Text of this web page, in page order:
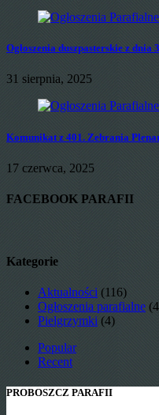
Ogłoszenia duszpasterskie z dnia
31 sierpnia, 2025
Komunikat z 401. Zebrania
17 czerwca, 2025
FACEBOOK PARAFII
Kategorie
Aktualności (116)
Ogłoszenia parafialne
Pielgrzymki (4)
Popular
Recent
PROBOSZCZ PARAFII